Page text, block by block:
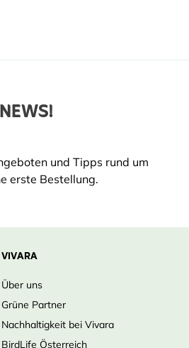
und Tipps rund um
erste Bestellung.
VIVARA
Über uns
Grüne Partner
Nachhaltigkeit bei Vivara
BirdLife Österreich